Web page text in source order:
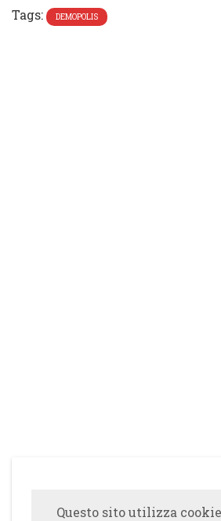
Tags: DEMOPOLIS
Questo sito utilizza